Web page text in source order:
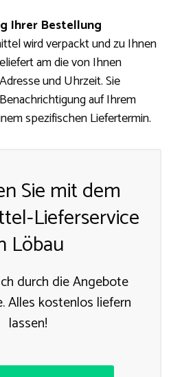
Ihrer Bestellung
wird verpackt und zu Ihnen
am die von Ihnen
und Uhrzeit. Sie
auf Ihrem
spezifischen Liefertermin.
Sie mit dem
Lieferservice
Löbau
durch die Angebote
Alles kostenlos liefern
lassen!